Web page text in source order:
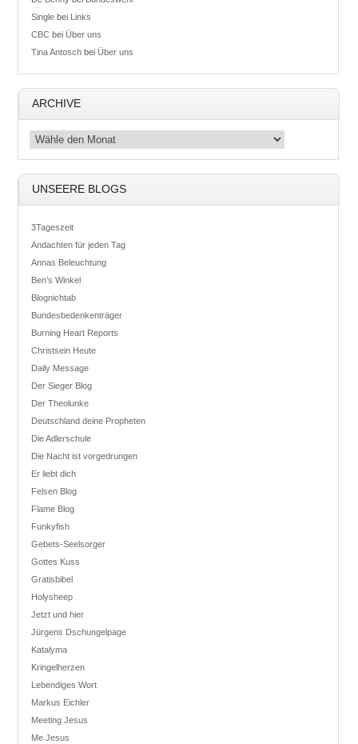
Single bei Links
CBC beiÜber uns
Tina Antosch beiÜber uns
ARCHIVE
UNSEERE BLOGS
3Tageszeit
Andachten für jeden Tag
Annas Beleuchtung
Ben’s Winkel
Blognichtab
Bundesbedenkenträger
Burning Heart Reports
Christsein Heute
Daily Message
Der Sieger Blog
Der Theolunke
Deutschland deine Propheten
Die Adlerschule
Die Nacht ist vorgedrungen
Er liebt dich
Felsen Blog
Flame Blog
Funkyfish
Gebets-Seelsorger
Gottes Kuss
Gratisbibel
Holysheep
Jetzt und hier
Jürgens Dschungelpage
Katalyma
Kringelherzen
Lebendiges Wort
Markus Eichler
Meeting Jesus
Me Jesus